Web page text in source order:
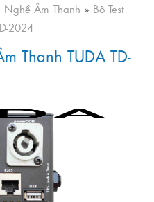
Nghề Âm Thanh » Bộ Test
2024
Thanh TUDA TD-